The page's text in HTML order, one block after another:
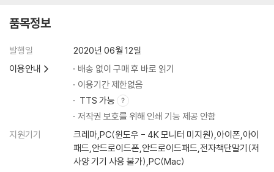
반응으로 본 나의 인생 이야기 305
정의는 늘 불완전하고 삐걱거리지만 313
품목정보
발행일
2020년 06월 12일
이용안내
배송 없이 구매 후 바로 읽기
이용기간 제한없음
TTS 가능
저작권 보호를 위해 인쇄 기능 제공 안함
지원기기
크레마,PC(윈도우 - 4K 모니터 미지원),아이폰,아이
패드,안드로이드폰,안드로이드패드,전자책단말기(저
사양 기기 사용 불가),PC(Mac)